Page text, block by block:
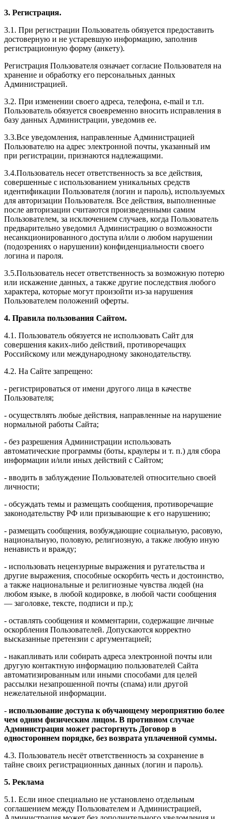
3. Регистрация.
3.1. При регистрации Пользователь обязуется предоставить
достоверную и не устаревшую информацию, заполнив
регистрационную форму (анкету).
Регистрация Пользователя означает согласие Пользователя на
хранение и обработку его персональных данных
Администрацией.
3.2. При изменении своего адреса, телефона, e-mail и т.п.
Пользователь обязуется своевременно вносить исправления в
базу данных Администрации, уведомив ее.
3.3.Все уведомления, направленные Администрацией
Пользователю на адрес электронной почты, указанный им
при регистрации, признаются надлежащими.
3.4.Пользователь несет ответственность за все действия,
совершенные с использованием уникальных средств
идентификации Пользователя (логин и пароль), используемых
для авторизации Пользователя. Все действия, выполненные
после авторизации считаются произведенными самим
Пользователем, за исключением случаев, когда Пользователь
предварительно уведомил Администрацию о возможности
несанкционированного доступа и/или о любом нарушении
(подозрениях о нарушении) конфиденциальности своего
логина и пароля.
3.5.Пользователь несет ответственность за возможную потерю
или искажение данных, а также другие последствия любого
характера, которые могут произойти из-за нарушения
Пользователем положений оферты.
4. Правила пользования Сайтом.
4.1. Пользователь обязуется не использовать Сайт для
совершения каких-либо действий, противоречащих
Российскому или международному законодательству.
4.2. На Сайте запрещено:
- регистрироваться от имени другого лица в качестве
Пользователя;
- осуществлять любые действия, направленные на нарушение
нормальной работы Сайта;
- без разрешения Администрации использовать
автоматические программы (боты, краулеры и т. п.) для сбора
информации и/или иных действий с Сайтом;
- вводить в заблуждение Пользователей относительно своей
личности;
- обсуждать темы и размещать сообщения, противоречащие
законодательству РФ или призывающие к его нарушению;
- размещать сообщения, возбуждающие социальную, расовую,
национальную, половую, религиозную, а также любую иную
ненависть и вражду;
- использовать нецензурные выражения и ругательства и
другие выражения, способные оскорбить честь и достоинство,
а также национальные и религиозные чувства людей (на
любом языке, в любой кодировке, в любой части сообщения
— заголовке, тексте, подписи и пр.);
- оставлять сообщения и комментарии, содержащие личные
оскорбления Пользователей. Допускаются корректно
высказанные претензии с аргументацией;
- накапливать или собирать адреса электронной почты или
другую контактную информацию пользователей Сайта
автоматизированным или иными способами для целей
рассылки незапрошенной почты (спама) или другой
нежелательной информации.
- использование доступа к обучающему мероприятию более
чем одним физическим лицом. В противном случае
Администрация может расторгнуть Договор в
одностороннем порядке, без возврата уплаченной суммы.
4.3. Пользователь несёт ответственность за сохранение в
тайне своих регистрационных данных (логин и пароль).
5. Реклама
5.1. Если иное специально не установлено отдельным
соглашением между Пользователем и Администрацией,